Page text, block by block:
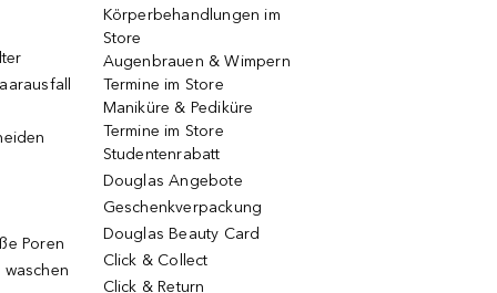
Poren
Körperbehandlungen im
Store
Augenbrauen & Wimpern
Termine im Store
Maniküre & Pediküre
Termine im Store
Studentenrabatt
Douglas Angebote
Geschenkverpackung
Douglas Beauty Card
Click & Collect
Click & Return